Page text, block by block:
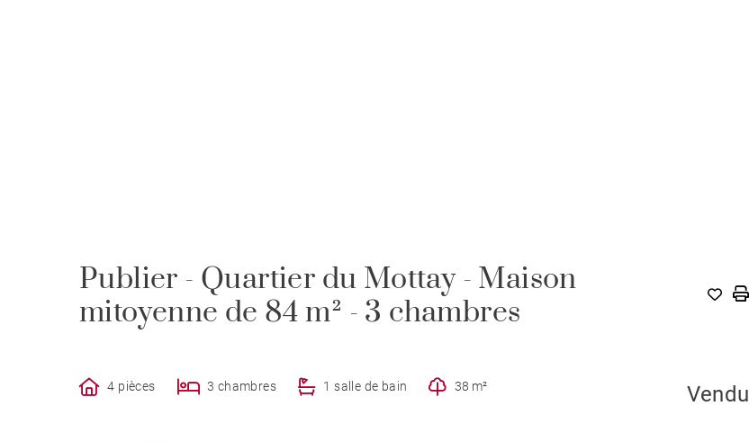
Publier - Quartier du Mottay - Maison
mitoyenne de 84 m² - 3 chambres
4 pièces 3 chambres 1 salle de bain 38 m² Vendu